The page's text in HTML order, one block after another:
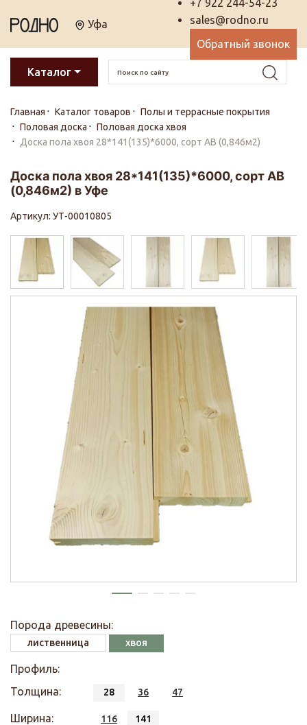
Уфа
+7 922 244-54-23
sales@rodno.ru
Обратный звонок
Каталог
Главная Каталог товаров
Полы и террасные покрытия
Половая доска
Половая доска хвоя
Доска пола хвоя 28*141(135)*6000, сорт АВ (0,846м2)
Доска пола хвоя 28*141(135)*6000, сорт АВ
(0,846м2) в Уфе
Артикул: УТ-00010805
Порода древесины:
лиственница хвоя
Профиль:
Толщина:
28 36 47
Ширина: 116 141